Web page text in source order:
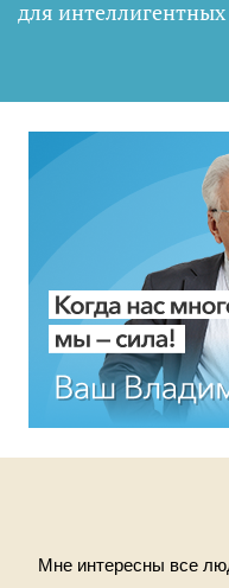
для
Мне интересны все